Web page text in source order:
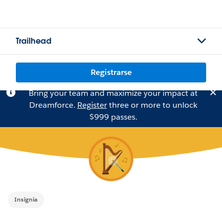
Trailhead
Registrarse
Bring your team and maximize your impact at
Dreamforce. Registerthree or more to unlock
$999 passes.
Insignia